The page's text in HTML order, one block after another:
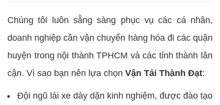
Chúng tôi luôn sẵng sàng phục vụ các cá nhân,
doanh nghiệp cần vận chuyển hàng hóa đi các quận
huyện trong nội thành TPHCM và các tỉnh thành lân
cận. Vì sao bạn nên lựa chọn Vận Tải Thành Đạt:
Đội ngũ lái xe dày dặn kinh nghiệm, được đào tạo